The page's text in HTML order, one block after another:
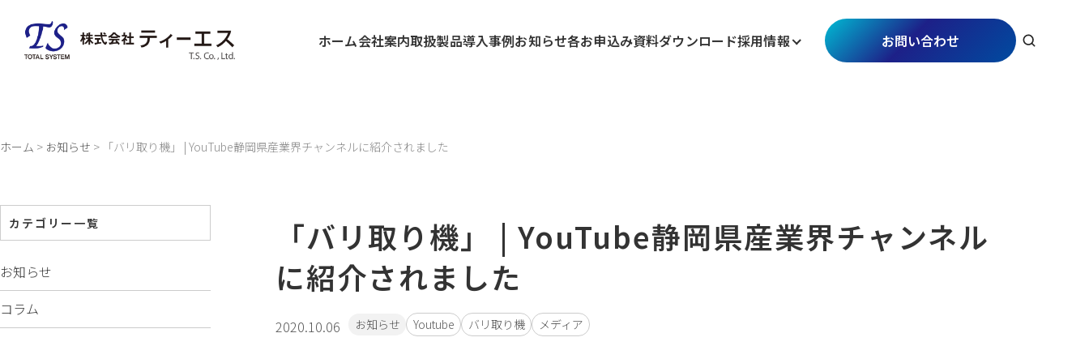
content
ホーム会社案内取扱製品導入事例お知らせ各お申込み資料ダウンロード採用情報 お問い合わせ
ホーム > お知らせ > 「バリ取り機」 | YouTube静岡県産業界チャンネルに紹介されました
カテゴリー一覧
お知らせ
コラム
「バリ取り機」 | YouTube静岡県産業界チャンネル
に紹介されました
2020.10.06 お知らせ Youtube バリ取り機 メディア